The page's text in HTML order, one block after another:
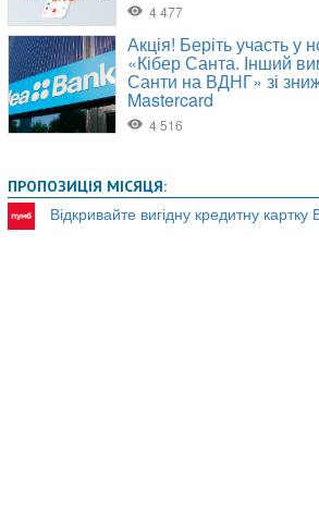
ПРОПОЗИЦІЯ МІСЯЦЯ:
Відкривайте вигідну кредитну